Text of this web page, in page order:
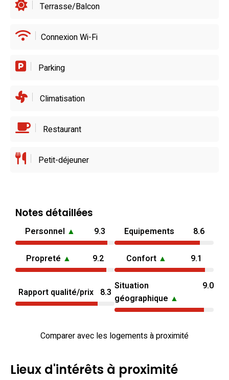
Terrasse/Balcon
Connexion Wi-Fi
Parking
Climatisation
Restaurant
Petit-déjeuner
Notes détaillées
Personnel ▲ 9.3 Equipements 8.6
Propreté ▲ 9.2 Confort ▲ 9.1
Rapport qualité/prix 8.3
Situation
géographique ▲
9.0
Comparer avec les logements à proximité
Lieux d'intérêts à proximité